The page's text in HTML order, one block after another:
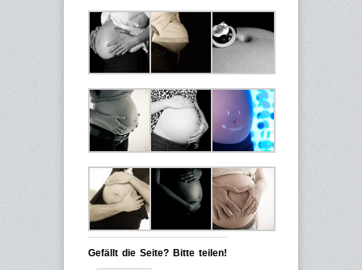
Gefällt die Seite? Bitte teilen!